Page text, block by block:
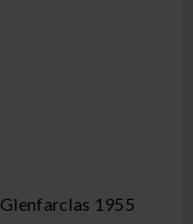
Glenfarclas 1955